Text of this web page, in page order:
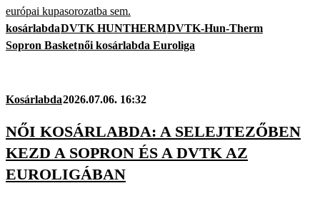
európai kupasorozatba sem.
kosárlabdaDVTK HUNTHERMDVTK-Hun-Therm
Sopron Basketnői kosárlabda Euroliga
Kosárlabda2026.07.06. 16:32
NŐI KOSÁRLABDA: A SELEJTEZŐBEN
KEZD A SOPRON ÉS A DVTK AZ
EUROLIGÁBAN